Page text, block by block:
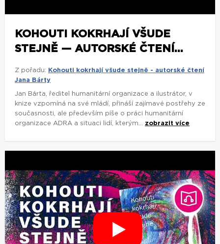
KOHOUTI KOKRHAJÍ VŠUDE
STEJNĚ — AUTORSKÉ ČTENÍ...
Z pořadu:
Kohouti kokrhají všude stejně - autorské čtení
Jana Bárty
Jan Bárta, ředitel humanitární organizace a ilustrátor, v
knize vzpomíná na své mládí, přináší zajímavé postřehy ze
současnosti, ale především píše o práci humanitární
organizace ADRA a situaci lidí, kterým... zobrazit více